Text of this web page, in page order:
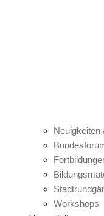
Neuigkeiten
Workshops